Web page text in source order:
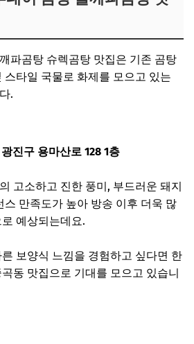
파곰탕 슈렉곰탕 맛집은 기존 곰탕
스타일 국물로 화제를 모으고 있는
.
진구 용마산로 128 1층
고소하고 진한 풍미, 부드러운 돼지
스 만족도가 높아 방송 이후 더욱 많
예상되는데요.
보양식 느낌을 경험하고 싶다면 한
동 맛집으로 기대를 모으고 있습니